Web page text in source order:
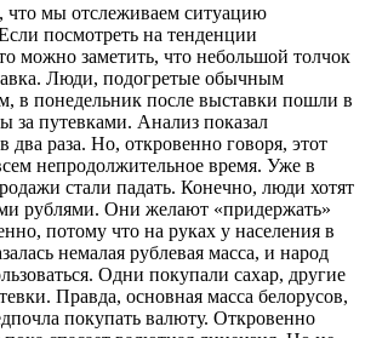
что мы отслеживаем ситуацию
посмотреть на тенденции
можно заметить, что небольшой толчок
Люди, подогретые обычным
в понедельник после выставки пошли в
за путевками. Анализ показал
два раза. Но, откровенно говоря, этот
непродолжительное время. Уже в
стали падать. Конечно, люди хотят
рублями. Они желают «придержать»
потому что на руках у населения в
немалая рублевая масса, и народ
Одни покупали сахар, другие
Правда, основная масса белорусов,
покупать валюту. Откровенно